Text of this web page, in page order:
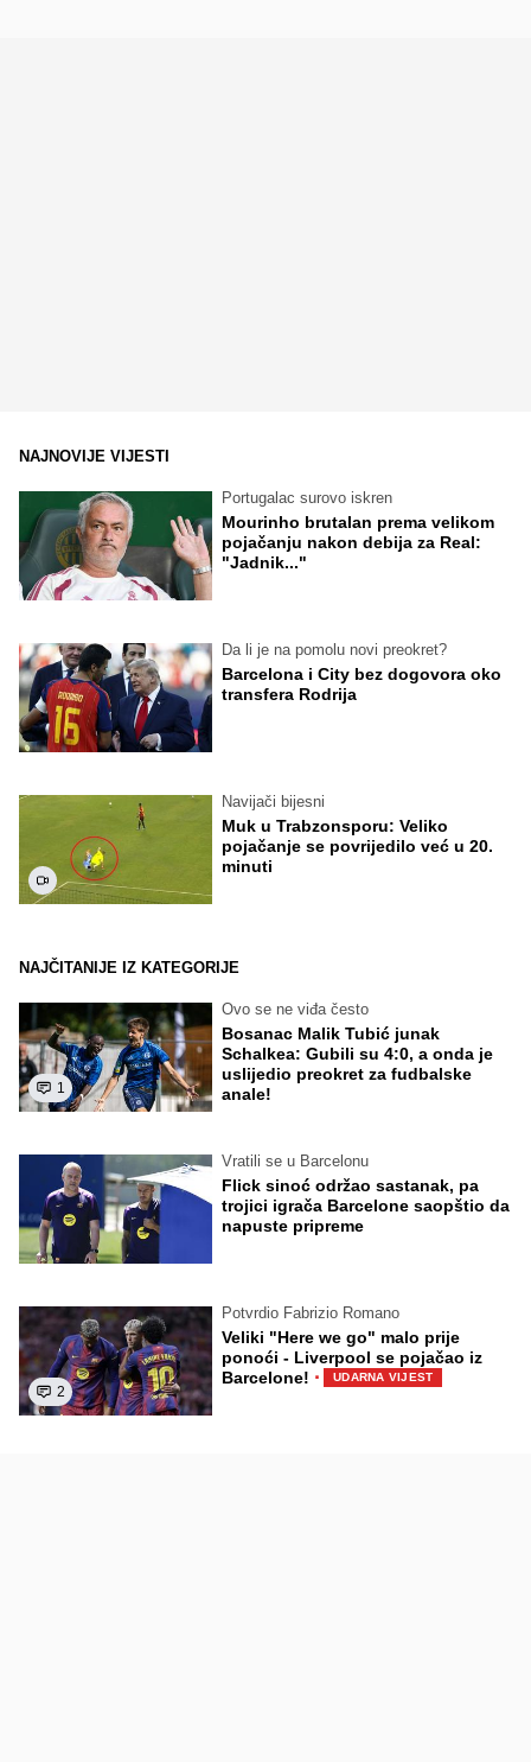
NAJNOVIJE VIJESTI
Portugalac surovo iskren
Mourinho brutalan prema velikom
pojačanju nakon debija za Real:
"Jadnik..."
Da li je na pomolu novi preokret?
Barcelona i City bez dogovora oko
transfera Rodrija
Navijači bijesni
Muk u Trabzonsporu: Veliko
pojačanje se povrijedilo već u 20.
minuti
NAJČITANIJE IZ KATEGORIJE
1
Ovo se ne viđa često
Bosanac Malik Tubić junak
Schalkea: Gubili su 4:0, a onda je
uslijedio preokret za fudbalske
anale!
Vratili se u Barcelonu
Flick sinoć održao sastanak, pa
trojici igrača Barcelone saopštio da
napuste pripreme
2
Potvrdio Fabrizio Romano
Veliki "Here we go" malo prije
ponoći - Liverpool se pojačao iz
Barcelone! · UDARNA VIJEST